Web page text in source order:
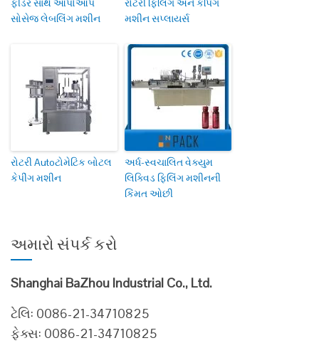
ફીડર સાથે આપોઆપ
સોસેજ લેબલિંગ મશીન
રોટરી ફિલિંગ અને કેપિંગ
મશીન સપ્લાયર્સ
રોટરી Autoટોમેટિક બોટલ
કેપીંગ મશીન
અર્ધ-સ્વચાલિત વેક્યુમ
લિક્વિડ ફિલિંગ મશીનની
કિંમત ઓછી
અમારો સંપર્ક કરો
Shanghai BaZhou Industrial Co., Ltd.
ટેલિ: 0086-21-34710825
ફેક્સ: 0086-21-34710825